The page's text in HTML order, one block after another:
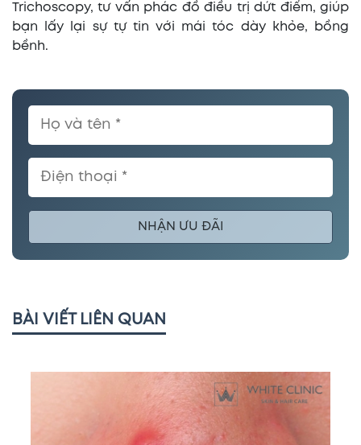
Trichoscopy, tư vấn phác đồ điều trị dứt điểm, giúp
bạn lấy lại sự tự tin với mái tóc dày khỏe, bồng
bềnh.
NHẬN ƯU ĐÃI
BÀI VIẾT LIÊN QUAN